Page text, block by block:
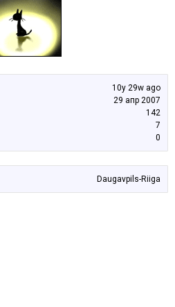
10y 29w ago
29 апр 2007
142
7
0
Daugavpils-Riiga